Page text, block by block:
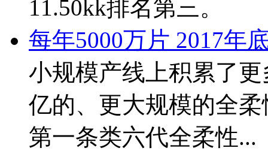
11.50kk排名第三。
每年5000万片 2017年
小规模产线上积累了
亿的、更大规模的全
第一条类六代全柔性...